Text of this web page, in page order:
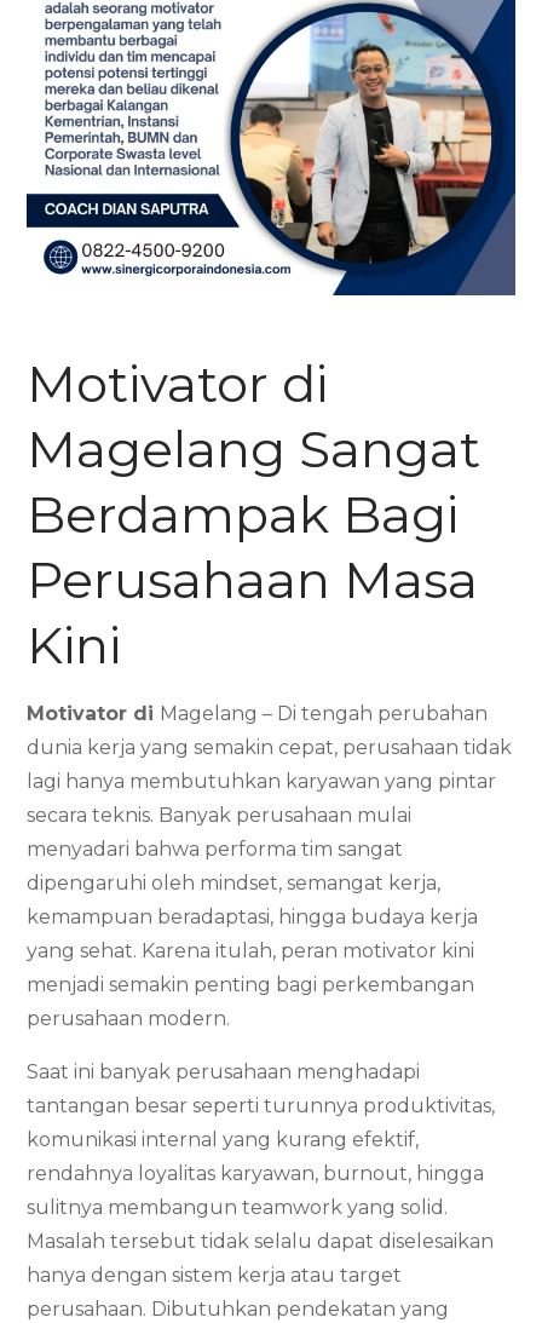
Motivator di
Magelang Sangat
Berdampak Bagi
Perusahaan Masa
Kini
Motivator di Magelang – Di tengah perubahan
dunia kerja yang semakin cepat, perusahaan tidak
lagi hanya membutuhkan karyawan yang pintar
secara teknis. Banyak perusahaan mulai
menyadari bahwa performa tim sangat
dipengaruhi oleh mindset, semangat kerja,
kemampuan beradaptasi, hingga budaya kerja
yang sehat. Karena itulah, peran motivator kini
menjadi semakin penting bagi perkembangan
perusahaan modern.
Saat ini banyak perusahaan menghadapi
tantangan besar seperti turunnya produktivitas,
komunikasi internal yang kurang efektif,
rendahnya loyalitas karyawan, burnout, hingga
sulitnya membangun teamwork yang solid.
Masalah tersebut tidak selalu dapat diselesaikan
hanya dengan sistem kerja atau target
perusahaan. Dibutuhkan pendekatan yang